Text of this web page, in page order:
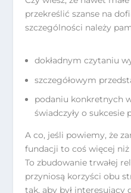
przekreślić szanse na
szczególności należy
dokładnym czytaniu
szczegółowym
podaniu konkretnych
świadczyły o sukcesie
A co, jeśli powiemy, że
fundacji to coś więcej
To zbudowanie trwałej
przyniosą korzyści obu
tak, aby był interesujący